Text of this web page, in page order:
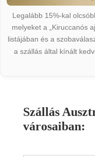
Legalább 15%-kal
melyeket a „Kiruccanós
listájában és a
a szállás által kínált
Szállás
városaiban: